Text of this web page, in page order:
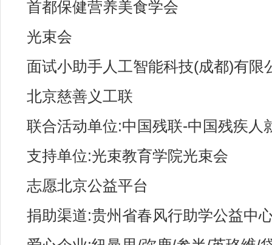
首都保健营养美食学会
光束会
面试小助手人工智能科技(成都)有限
北京慈善义工联
联合活动单位:中国残联-中国残疾人
支持单位:光束教育学院光束会
志愿北京公益平台
捐助渠道:贵州省春风行助学公益中